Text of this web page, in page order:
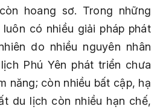
hoang sơ. Trong những
luôn có nhiều giải pháp phát
do nhiều nguyên nhân
Phú Yên phát triển chưa
năng; còn nhiều bất cập, hạ
du lịch còn nhiều hạn chế,